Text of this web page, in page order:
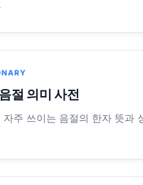
절 의미 사전
자주 쓰이는 음절의 한자 뜻과